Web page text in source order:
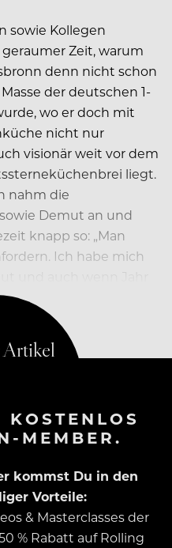
sowie Kollegen
Zeit, warum
denn nicht schon
der deutschen 1-
wo er doch mit
nicht nur
visionär weit vor dem
liegt.
nahm die
Demut an und
knapp so: „Man
Ich habe mich
MEMBER.
kommst Du in den
Vorteile:
& Masterclasses der
% Rabatt auf Rolling